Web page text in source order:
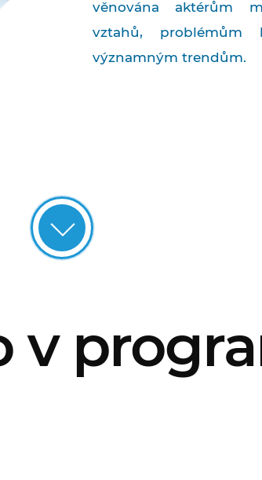
věnována aktérům
vztahů, problémům
významným trendům.
v